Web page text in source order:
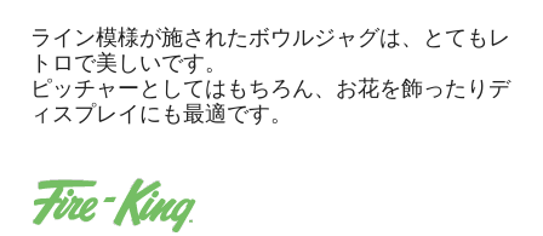
ライン模様が施されたボウルジャグは、とてもレ
トロで美しいです。
ピッチャーとしてはもちろん、お花を飾ったりデ
ィスプレイにも最適です。